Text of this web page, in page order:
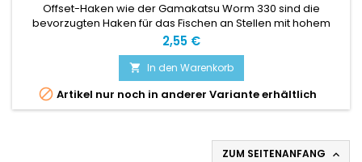
Offset-Haken wie der Gamakatsu Worm 330 sind die
bevorzugten Haken für das Fischen an Stellen mit hohem
Hänger-Risiko.
Preis
2,55 €
 In den Warenkorb
 Artikel nur noch in anderer Variante erhältlich
ZUM SEITENANFANG 